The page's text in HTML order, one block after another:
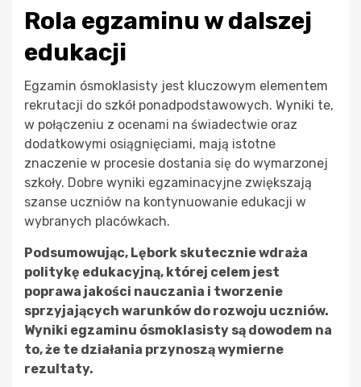
Rola egzaminu w dalszej
edukacji
Egzamin ósmoklasisty jest kluczowym elementem
rekrutacji do szkół ponadpodstawowych. Wyniki te,
w połączeniu z ocenami na świadectwie oraz
dodatkowymi osiągnięciami, mają istotne
znaczenie w procesie dostania się do wymarzonej
szkoły. Dobre wyniki egzaminacyjne zwiększają
szanse uczniów na kontynuowanie edukacji w
wybranych placówkach.
Podsumowując, Lębork skutecznie wdraża
politykę edukacyjną, której celem jest
poprawa jakości nauczania i tworzenie
sprzyjających warunków do rozwoju uczniów.
Wyniki egzaminu ósmoklasisty są dowodem na
to, że te działania przynoszą wymierne
rezultaty.